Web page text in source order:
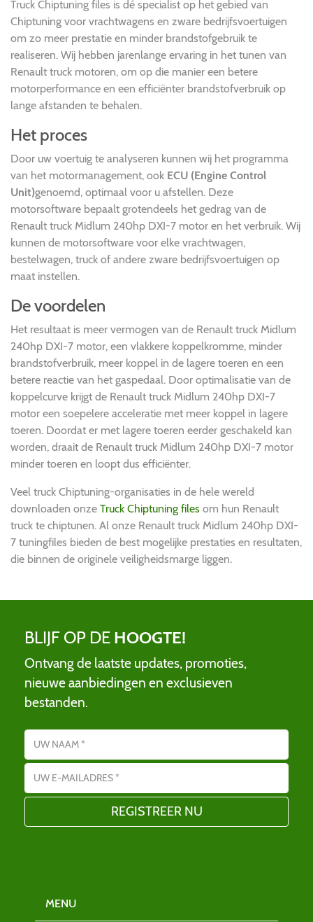
Truck Chiptuning files is dé specialist op het gebied van
Chiptuning voor vrachtwagens en zware bedrijfsvoertuigen
om zo meer prestatie en minder brandstofgebruik te
realiseren. Wij hebben jarenlange ervaring in het tunen van
Renault truck motoren, om op die manier een betere
motorperformance en een efficiënter brandstofverbruik op
lange afstanden te behalen.
Het proces
Door uw voertuig te analyseren kunnen wij het programma
van het motormanagement, ook ECU (Engine Control
Unit)genoemd, optimaal voor u afstellen. Deze
motorsoftware bepaalt grotendeels het gedrag van de
Renault truck Midlum 240hp DXI-7 motor en het verbruik. Wij
kunnen de motorsoftware voor elke vrachtwagen,
bestelwagen, truck of andere zware bedrijfsvoertuigen op
maat instellen.
De voordelen
Het resultaat is meer vermogen van de Renault truck Midlum
240hp DXI-7 motor, een vlakkere koppelkromme, minder
brandstofverbruik, meer koppel in de lagere toeren en een
betere reactie van het gaspedaal. Door optimalisatie van de
koppelcurve krijgt de Renault truck Midlum 240hp DXI-7
motor een soepelere acceleratie met meer koppel in lagere
toeren. Doordat er met lagere toeren eerder geschakeld kan
worden, draait de Renault truck Midlum 240hp DXI-7 motor
minder toeren en loopt dus efficiënter.
Veel truck Chiptuning-organisaties in de hele wereld
downloaden onze Truck Chiptuning files om hun Renault
truck te chiptunen. Al onze Renault truck Midlum 240hp DXI-
7 tuningfiles bieden de best mogelijke prestaties en resultaten,
die binnen de originele veiligheidsmarge liggen.
BLIJF OP DE HOOGTE!
Ontvang de laatste updates, promoties,
nieuwe aanbiedingen en exclusieven
bestanden.
Name
E-mailadres
MENU